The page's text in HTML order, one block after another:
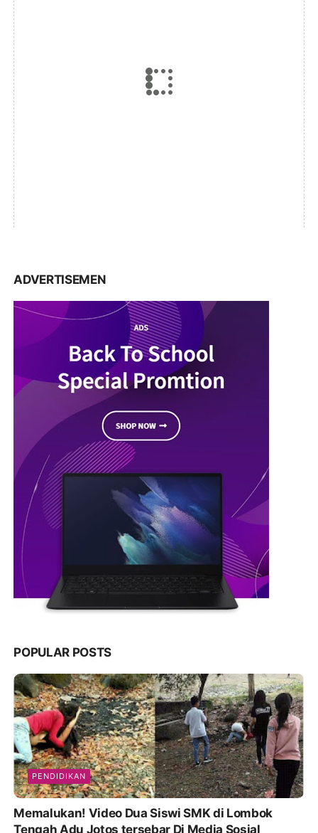
ADVERTISEMEN
POPULAR POSTS
PENDIDIKAN
Memalukan! Video Dua Siswi SMK di Lombok
Tengah Adu Jotos tersebar Di Media Sosial